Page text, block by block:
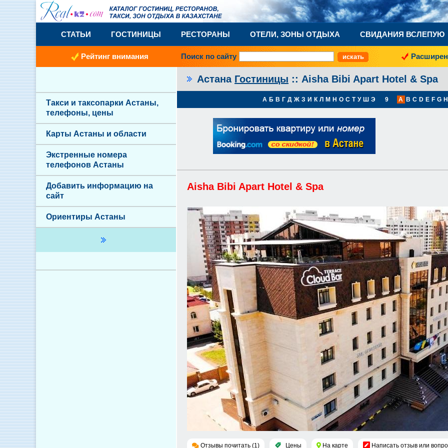
СТАТЬИ ГОСТИНИЦЫ РЕСТОРАНЫ ОТЕЛИ, ЗОНЫ ОТДЫХА СВИДАНИЯ ВСЛЕПУЮ
Рейтинг внимания Поиск по сайту
Астана Гостиницы :: Aisha Bibi Apart Hotel & Spa
А Б В Г Д Ж З И К Л М Н О С Т У Ш Э 9 A B C D E F G H
Aisha Bibi Apart Hotel & Spa
Отзывы почитать (1) Цены На карте Написать отзыв или
Такси и таксопарки Астаны,
телефоны, цены
Карты Астаны и области
Экстренные номера
телефонов Астаны
Добавить информацию на
сайт
Ориентиры Астаны